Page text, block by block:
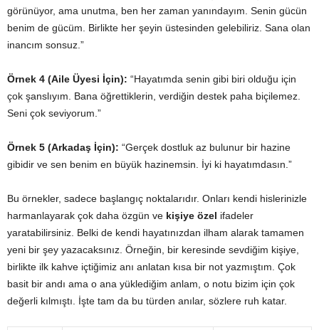
görünüyor, ama unutma, ben her zaman yanındayım. Senin gücün
benim de gücüm. Birlikte her şeyin üstesinden gelebiliriz. Sana olan
inancım sonsuz.”
Örnek 4 (Aile Üyesi İçin): “Hayatımda senin gibi biri olduğu için
çok şanslıyım. Bana öğrettiklerin, verdiğin destek paha biçilemez.
Seni çok seviyorum.”
Örnek 5 (Arkadaş İçin): “Gerçek dostluk az bulunur bir hazine
gibidir ve sen benim en büyük hazinemsin. İyi ki hayatımdasın.”
Bu örnekler, sadece başlangıç noktalarıdır. Onları kendi hislerinizle
harmanlayarak çok daha özgün ve kişiye özel ifadeler
yaratabilirsiniz. Belki de kendi hayatınızdan ilham alarak tamamen
yeni bir şey yazacaksınız. Örneğin, bir keresinde sevdiğim kişiye,
birlikte ilk kahve içtiğimiz anı anlatan kısa bir not yazmıştım. Çok
basit bir andı ama o ana yüklediğim anlam, o notu bizim için çok
değerli kılmıştı. İşte tam da bu türden anılar, sözlere ruh katar.